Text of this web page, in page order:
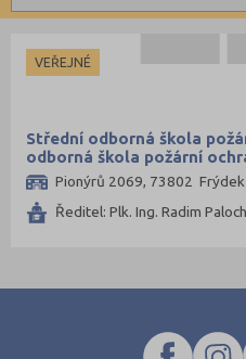
Brno-město (4)
Česká Lípa (1)
Domažlice (1)
Frýdek-Místek (1)
Havlíčkův Brod (3)
Cheb (1)
Informatické
Dopravní
Grafické
Humanitní
Obchod, podnikání, služby
Policejní a vojenské
VEŘEJNÉ
Střední odborná škola
odborná škola požární
Pionýrů 2069, 73802
Ředitel: Plk. Ing. Radim Paloch